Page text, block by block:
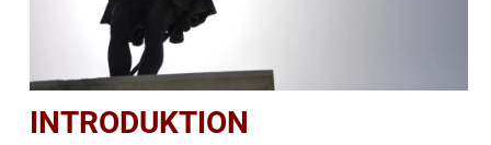
INTRODUKTION